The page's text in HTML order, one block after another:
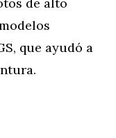
que ayudó a